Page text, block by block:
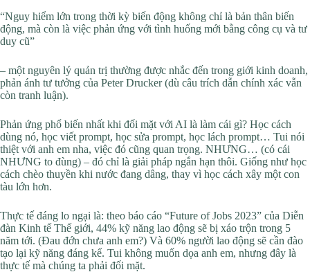
“Nguy hiểm lớn trong thời kỳ biến động không chỉ là bản thân biến
động, mà còn là việc phản ứng với tình huống mới bằng công cụ và tư
duy cũ”
– một nguyên lý quản trị thường được nhắc đến trong giới kinh doanh,
phản ánh tư tưởng của Peter Drucker (dù câu trích dẫn chính xác vẫn
còn tranh luận).
Phản ứng phổ biến nhất khi đối mặt với AI là làm cái gì? Học cách
dùng nó, học viết prompt, học sửa prompt, học lách prompt… Tui nói
thiệt với anh em nha, việc đó cũng quan trọng. NHƯNG… (có cái
NHƯNG to đùng) – đó chỉ là giải pháp ngắn hạn thôi. Giống như học
cách chèo thuyền khi nước đang dâng, thay vì học cách xây một con
tàu lớn hơn.
Thực tế đáng lo ngại là: theo báo cáo “Future of Jobs 2023” của Diễn
đàn Kinh tế Thế giới, 44% kỹ năng lao động sẽ bị xáo trộn trong 5
năm tới. (Đau đớn chưa anh em?) Và 60% người lao động sẽ cần đào
tạo lại kỹ năng đáng kể. Tui không muốn dọa anh em, nhưng đây là
thực tế mà chúng ta phải đối mặt.